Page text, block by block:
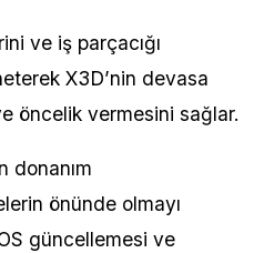
ve iş parçacığı
X3D’nin devasa
öncelik vermesini sağlar.
donanım
önünde olmayı
güncellemesi ve